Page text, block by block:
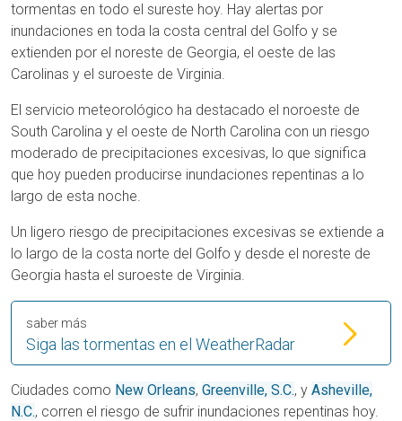
tormentas en todo el sureste hoy. Hay alertas por
inundaciones en toda la costa central del Golfo y se
extienden por el noreste de Georgia, el oeste de las
Carolinas y el suroeste de Virginia.
El servicio meteorológico ha destacado el noroeste de
South Carolina y el oeste de North Carolina con un riesgo
moderado de precipitaciones excesivas, lo que significa
que hoy pueden producirse inundaciones repentinas a lo
largo de esta noche.
Un ligero riesgo de precipitaciones excesivas se extiende a
lo largo de la costa norte del Golfo y desde el noreste de
Georgia hasta el suroeste de Virginia.
Siga las tormentas en el WeatherRadar
saber más
Ciudades como New Orleans, Greenville, S.C., y Asheville,
N.C., corren el riesgo de sufrir inundaciones repentinas hoy.